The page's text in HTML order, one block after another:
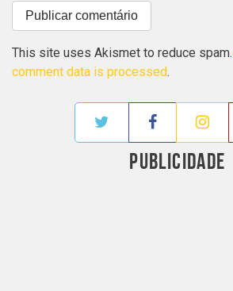
This site uses Akismet to reduce spam.
comment data is processed.
PUBLICIDADE